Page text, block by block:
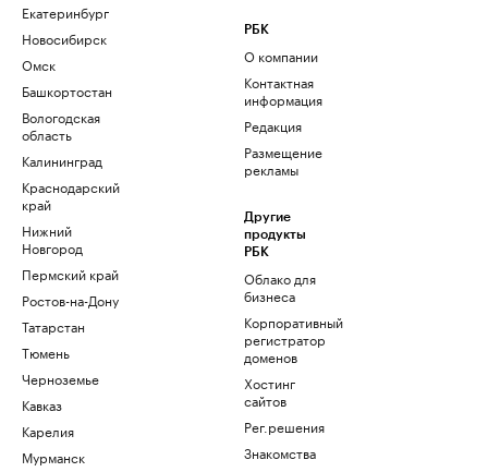
Екатеринбург
Новосибирск
Омск
Башкортостан
Вологодская
область
Калининград
Краснодарский
край
Нижний
Новгород
Пермский край
Ростов-на-Дону
Татарстан
Тюмень
Черноземье
Кавказ
Карелия
Мурманск
РБК
О компании
Контактная
информация
Редакция
Размещение
рекламы
Другие
продукты
РБК
Облако для
бизнеса
Корпоративный
регистратор
доменов
Хостинг
сайтов
Рег.решения
Знакомства